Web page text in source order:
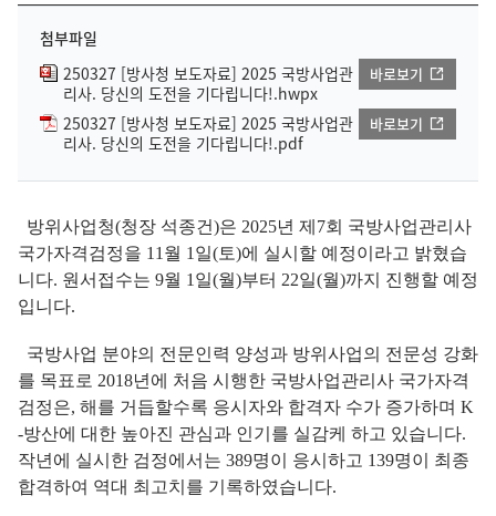
첨부파일
250327 [방사청 보도자료] 2025 국방사업관
리사. 당신의 도전을 기다립니다!.hwpx
바로보기
250327 [방사청 보도자료] 2025 국방사업관
리사. 당신의 도전을 기다립니다!.pdf
바로보기
방위사업청(청장 석종건)은 2025년 제7회 국방사업관리사
국가자격검정을 11월 1일(토)에 실시할 예정이라고 밝혔습
니다. 원서접수는 9월 1일(월)부터 22일(월)까지 진행할 예정
입니다.
국방사업 분야의 전문인력 양성과 방위사업의 전문성 강화
를 목표로 2018년에 처음 시행한 국방사업관리사 국가자격
검정은, 해를 거듭할수록 응시자와 합격자 수가 증가하며 K
-방산에 대한 높아진 관심과 인기를 실감케 하고 있습니다.
작년에 실시한 검정에서는 389명이 응시하고 139명이 최종
합격하여 역대 최고치를 기록하였습니다.